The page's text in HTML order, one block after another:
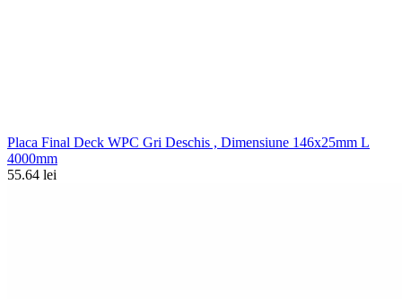
Placa Final Deck WPC Gri Deschis , Dimensiune 146x25mm L
4000mm
55.64 lei